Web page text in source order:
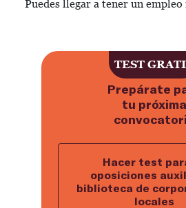
Puedes llegar a tener un
Prepárate
tu próxima
Hacer test
oposiciones
biblioteca de
locales
TEST